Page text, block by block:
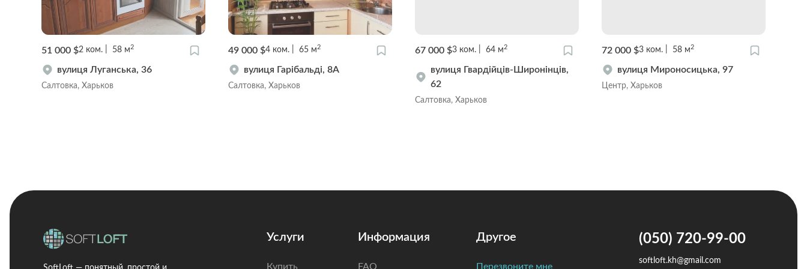
51 000 $2 ком. 58 м2
вулиця Луганська, 36
Салтовка, Харьков
49 000 $4 ком. 65 м2
вулиця Гарібальді, 8А
Салтовка, Харьков
67 000 $3 ком. 64 м2
вулиця Гвардійців-Широнінців,
62
Салтовка, Харьков
72 000 $3 ком. 58 м2
вулиця Мироносицька, 97
Центр, Харьков
Услуги
Купить
Информация
FAQ
Другое
Перезвоните мне
(050) 720-99-00
softloft.kh@gmail.com